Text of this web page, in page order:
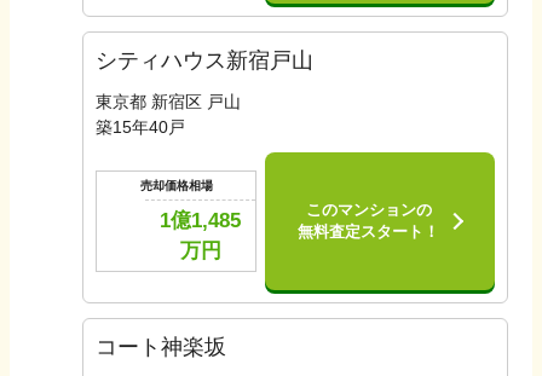
シティハウス新宿戸山
東京都 新宿区 戸山
築15年40戸
売却価格相場
1億1,485
万円
このマンションの
無料査定スタート！
コート神楽坂